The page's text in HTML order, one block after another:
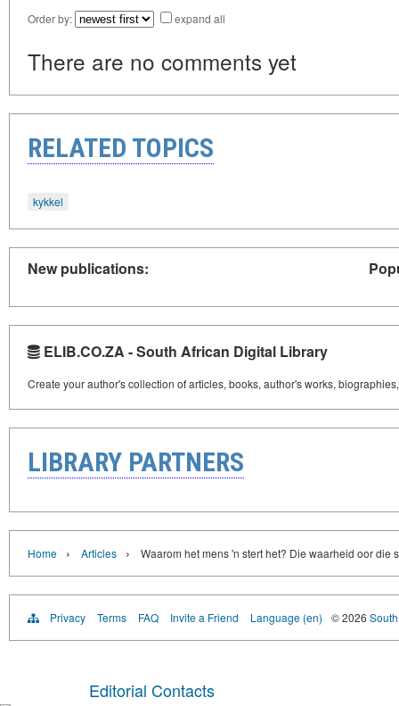
Order by: expand all
There are no comments yet
RELATED TOPICS
kykkel‍
New publications:
ELIB.CO.ZA - South African Digital Library
Create your author's collection of articles, books, author's works,
LIBRARY PARTNERS
Home › Articles › Waarom het mens 'n stert het? Die waarheid oor die
Privacy Terms FAQ Invite a Friend Language (en) © 2026
Editorial Contacts